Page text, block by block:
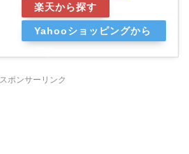
楽天から探す
Yahooショッピングから
スポンサーリンク